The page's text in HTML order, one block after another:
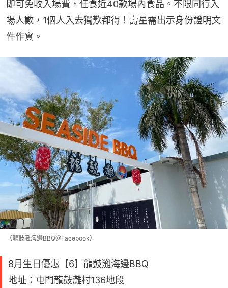
即可免收入場費，任食近40款場內食品。不限同行入
場人數，1個人入去獨歎都得！壽星需出示身份證明文
件作實。
（龍鼓灘海邊BBQ@Facebook）
8月生日優惠【6】龍鼓灘海邊BBQ
地址：屯門龍鼓灘村136地段